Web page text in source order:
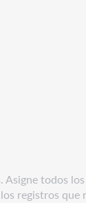
todos
registros